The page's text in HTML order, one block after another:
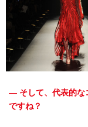
— そして、代表的な
ですね？